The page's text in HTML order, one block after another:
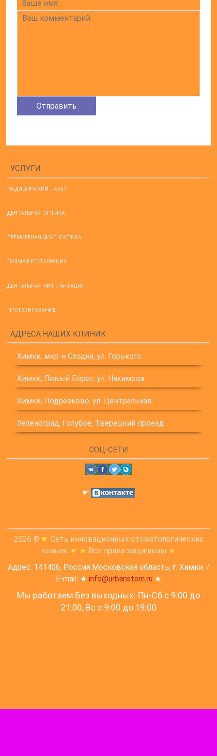
УСЛУГИ
МЕДИЦИНСКИЙ ЛАЗЕР
ДЕНТАЛЬНАЯ ОПТИКА
ТРЕХМЕРНАЯ ДИАГНОСТИКА
ПРЯМАЯ РЕСТАВРАЦИЯ
ДЕНТАЛЬНАЯ ИМПЛАНТАЦИЯ
ПРОТЕЗИРОВАНИЕ
АДРЕСА НАШИХ КЛИНИК
Химки, мкр-н Сходня, ул. Горького
Химки, Левый Берег, ул. Нахимова
Химки, Подрезково, ул. Центральная
Зеленоград, Голубое, Тверецкий проезд
СОЦ-СЕТИ
☛
2026 © ☛ Сеть инновационных стоматологических
клиник. ☛ ★ Все права защищены ★
Адрес: 141406, Россия Московская область, г. Химки. /
E-mail: ★ info@urbanstom.ru ★
Мы работаем Без выходных: Пн-Сб с 9:00 до
21:00, Вс c 9:00 до 19:00